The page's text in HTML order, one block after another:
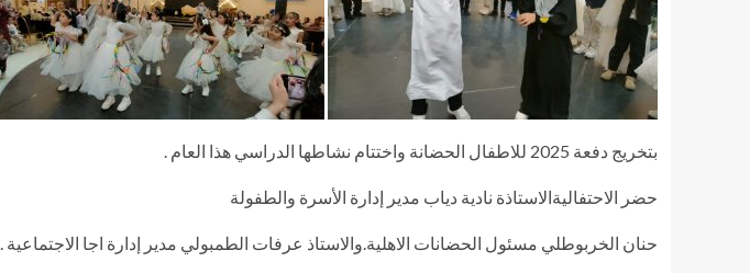
بتخريج دفعة 2025 للاطفال الحضانة واختتام نشاطها الدراسي هذا العام .
حضر الاحتفاليةالاستاذة نادية دياب مدير إدارة الأسرة والطفولة
حنان الخربوطلي مسئول الحضانات الاهلية.والاستاذ عرفات الطمبولي مدير إدارة اجا الاجتماعية .